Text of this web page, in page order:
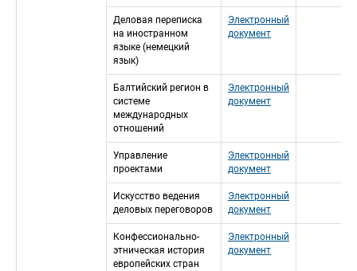
Деловая переписка
на иностранном
языке (немецкий
язык)
Электронный
документ
Балтийский регион в
системе
международных
отношений
Электронный
документ
Управление
проектами
Электронный
документ
Искусство ведения
деловых переговоров
Электронный
документ
Конфессионально-
этническая история
европейских стран
Электронный
документ